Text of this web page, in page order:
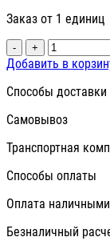
Заказ от 1 единиц
- +
Добавить в
Способы доставки
Самовывоз
Транспортная
Способы оплаты
Оплата наличными
Безналичный